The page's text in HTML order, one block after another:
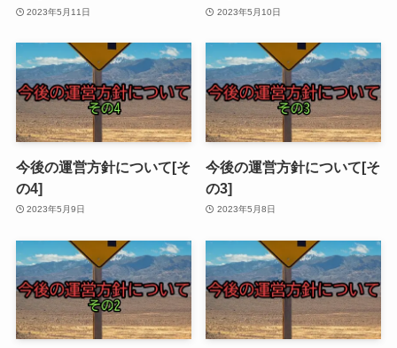
2023年5月11日 2023年5月10日
今後の運営方針について[そ
の4]
2023年5月9日
今後の運営方針について[そ
の3]
2023年5月8日